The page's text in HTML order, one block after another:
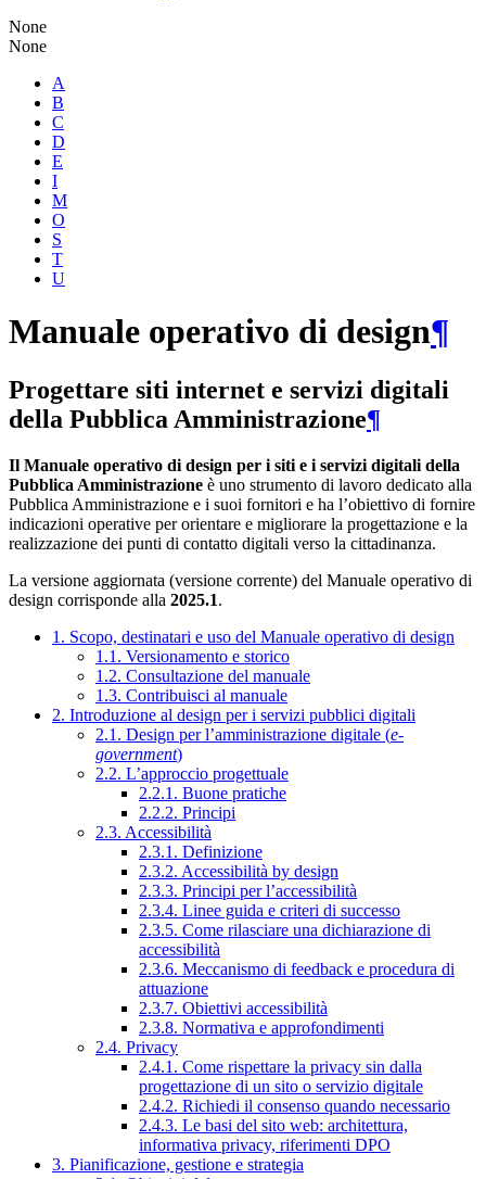
None
None
A
B
C
D
E
I
M
O
S
T
U
Manuale operativo di design¶
Progettare siti internet e servizi digitali
della Pubblica Amministrazione¶
Il Manuale operativo di design per i siti e i servizi digitali della
Pubblica Amministrazione è uno strumento di lavoro dedicato alla
Pubblica Amministrazione e i suoi fornitori e ha l’obiettivo di fornire
indicazioni operative per orientare e migliorare la progettazione e la
realizzazione dei punti di contatto digitali verso la cittadinanza.
La versione aggiornata (versione corrente) del Manuale operativo di
design corrisponde alla 2025.1.
1. Scopo, destinatari e uso del Manuale operativo di design
1.1. Versionamento e storico
1.2. Consultazione del manuale
1.3. Contribuisci al manuale
2. Introduzione al design per i servizi pubblici digitali
2.1. Design per l’amministrazione digitale (e-
government)
2.2. L’approccio progettuale
2.2.1. Buone pratiche
2.2.2. Principi
2.3. Accessibilità
2.3.1. Definizione
2.3.2. Accessibilità by design
2.3.3. Principi per l’accessibilità
2.3.4. Linee guida e criteri di successo
2.3.5. Come rilasciare una dichiarazione di
accessibilità
2.3.6. Meccanismo di feedback e procedura di
attuazione
2.3.7. Obiettivi accessibilità
2.3.8. Normativa e approfondimenti
2.4. Privacy
2.4.1. Come rispettare la privacy sin dalla
progettazione di un sito o servizio digitale
2.4.2. Richiedi il consenso quando necessario
2.4.3. Le basi del sito web: architettura,
informativa privacy, riferimenti DPO
3. Pianificazione, gestione e strategia